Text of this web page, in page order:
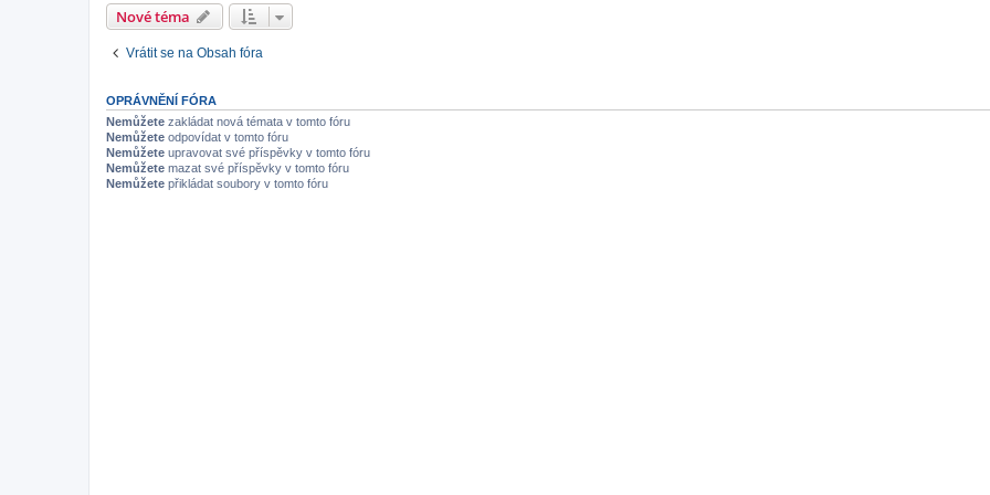
Nové téma
Vrátit se na Obsah fóra
OPRÁVNĚNÍ FÓRA
Nemůžete zakládat nová témata v tomto fóru
Nemůžete odpovídat v tomto fóru
Nemůžete upravovat své příspěvky v tomto fóru
Nemůžete mazat své příspěvky v tomto fóru
Nemůžete přikládat soubory v tomto fóru